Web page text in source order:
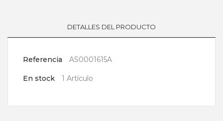
DETALLES DEL PRODUCTO
Referencia AS0001615A
En stock 1 Artículo